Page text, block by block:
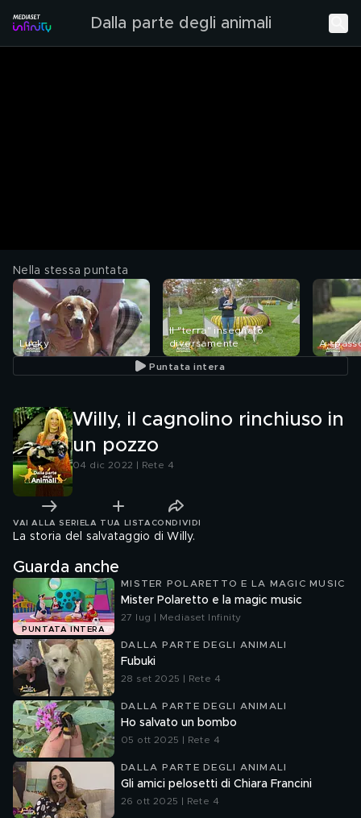
Dalla parte degli animali
Nella stessa puntata
Lucky
Il "terra" insegnato
diversamente
A
Puntata intera
Willy, il cagnolino rinchiuso in
un pozzo
04 dic 2022 | Rete 4
VAI ALLA SERIE LA TUA LISTA CONDIVIDI
La storia del salvataggio di Willy.
Guarda anche
PUNTATA INTERA
MISTER POLARETTO E LA MAGIC MUSIC
Mister Polaretto e la magic music
27 lug | Mediaset Infinity
DALLA PARTE DEGLI ANIMALI
Fubuki
28 set 2025 | Rete 4
DALLA PARTE DEGLI ANIMALI
Ho salvato un bombo
05 ott 2025 | Rete 4
DALLA PARTE DEGLI ANIMALI
Gli amici pelosetti di Chiara Francini
26 ott 2025 | Rete 4